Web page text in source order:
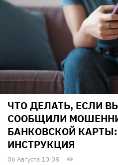
ЧТО ДЕЛАТЬ, ЕСЛИ
СООБЩИЛИ
БАНКОВСКОЙ
ИНСТРУКЦИЯ
06 Августа 10:08